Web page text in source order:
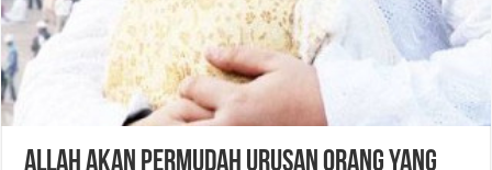
Allah Akan Permudah Urusan Orang yang